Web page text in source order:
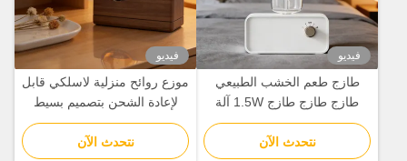
فيديو
طازج طعم الخشب الطبيعي
طازج طازج طازج 1.5W آلة
رائحة الهواء التجارية
نتحدث الآن
فيديو
موزع روائح منزلية لاسلكي قابل
لإعادة الشحن بتصميم بسيط
كلاسيكي
نتحدث الآن